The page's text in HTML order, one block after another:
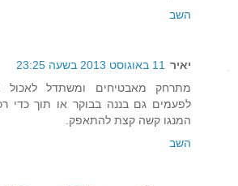
השב
יאיר 11 באוגוסט 2013 בשעה 23:25
מתרחק מאבטיחים ומשתדל לאכול
לפעמים גם בננה בבוקר או תוך כדי
המנגו קשה קצת להתאפק.
השב